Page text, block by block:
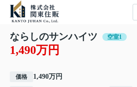
ならしのサンハイツ 空室1
1,490万円
価格 1,490万円